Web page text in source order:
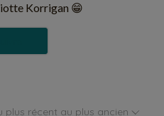
Korrigan 😁
plus récent au plus ancien